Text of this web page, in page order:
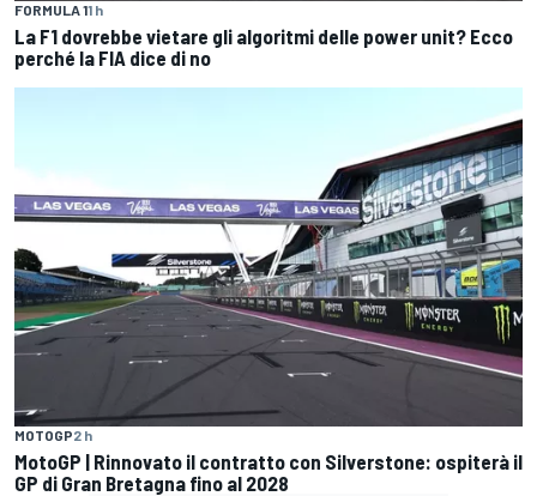
FORMULA 11 h
La F1 dovrebbe vietare gli algoritmi delle power unit? Ecco
perché la FIA dice di no
MOTOGP2 h
MotoGP | Rinnovato il contratto con Silverstone: ospiterà il
GP di Gran Bretagna fino al 2028